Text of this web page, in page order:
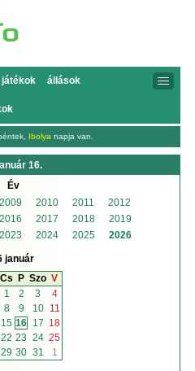
játékok állások
Ibolya napja van.
16.
Év
2009 2010 2011
2012
2016 2017 2018
2019
2023 2024 2025 2026
január
Cs P Szo V
1 2 3
4
8 9 10
11
15 16 17 18
22 23 24 25
29 30 31 1